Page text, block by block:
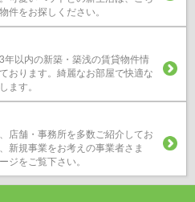
件をお探しください。
年以内の新築・築浅の賃貸物件情
おります。綺麗なお部屋で快適な
ます。
店舗・事務所を多数ご紹介してお
新規事業をお考えの事業者さま
ジをご覧下さい。